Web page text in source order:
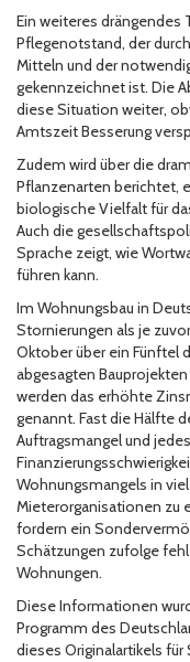
Ein weiteres drängendes
Pflegenotstand, der
Mitteln und der
gekennzeichnet ist. Die
diese Situation weiter,
Amtszeit Besserung
Zudem wird über die
Pflanzenarten berichtet,
biologische Vielfalt für
Auch die
Sprache zeigt, wie
führen kann.
Im Wohnungsbau in
Stornierungen als je
Oktober über ein Fünftel
abgesagten
werden das erhöhte
genannt. Fast die Hälfte
Auftragsmangel und
Wohnungsmangels in
Mieterorganisationen zu
fordern ein
Schätzungen zufolge
Wohnungen.
Diese Informationen
Programm des
dieses Originalartikels für